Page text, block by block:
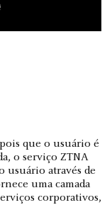
que o usuário é
o serviço ZTNA
usuário através de
uma camada
corporativos,